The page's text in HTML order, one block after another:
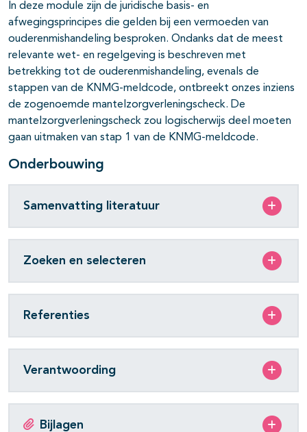
In deze module zijn de juridische basis- en
afwegingsprincipes die gelden bij een vermoeden van
ouderenmishandeling besproken. Ondanks dat de meest
relevante wet- en regelgeving is beschreven met
betrekking tot de ouderenmishandeling, evenals de
stappen van de KNMG-meldcode, ontbreekt onzes inziens
de zogenoemde mantelzorgverleningscheck. De
mantelzorgverleningscheck zou logischerwijs deel moeten
gaan uitmaken van stap 1 van de KNMG-meldcode.
Onderbouwing
Samenvatting literatuur
Zoeken en selecteren
Referenties
Verantwoording
Bijlagen